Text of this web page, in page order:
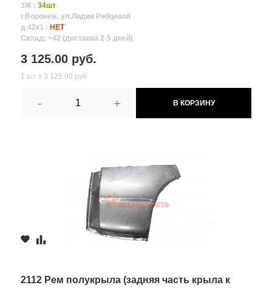
3Ж : 34шт
г.Воронеж, ул.Лидии Рябцевой
д.42к1 : НЕТ
Склад: >42 (доставка 2-5 дней)
3 125.00 руб.
1 шт х 3 125.00 руб.
- + В КОРЗИНУ
2112 Рем полукрыла (задняя часть крыла к